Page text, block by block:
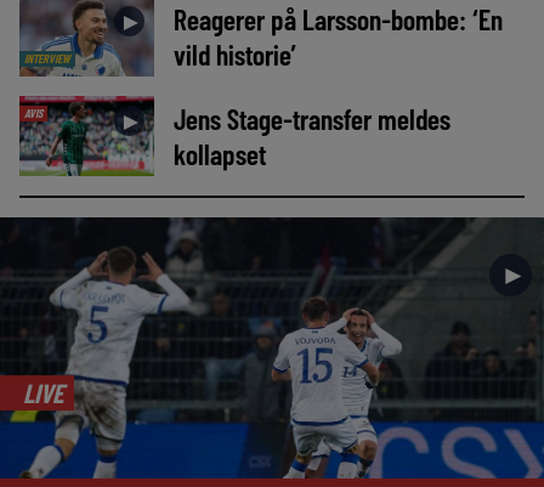
INTERVIEW
►
Reagerer på Larsson-bombe: ‘En
vild historie’
AVIS ►
Jens Stage-transfer meldes
kollapset
►
LIVE